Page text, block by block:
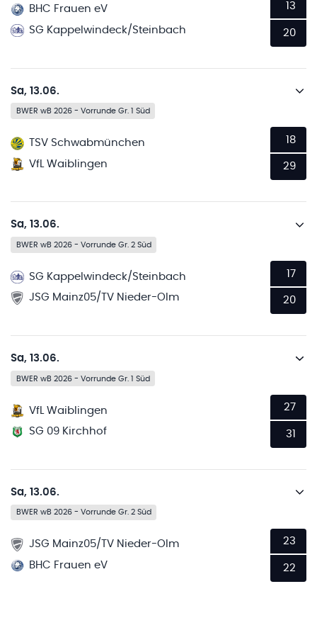
BHC Frauen eV
SG Kappelwindeck/Steinbach
13
20
Sa, 13.06.
BWER wB 2026 - Vorrunde Gr. 1 Süd
TSV Schwabmünchen
VfL Waiblingen
18
29
Sa, 13.06.
BWER wB 2026 - Vorrunde Gr. 2 Süd
SG Kappelwindeck/Steinbach
JSG Mainz05/TV Nieder-Olm
17
20
Sa, 13.06.
BWER wB 2026 - Vorrunde Gr. 1 Süd
VfL Waiblingen
SG 09 Kirchhof
27
31
Sa, 13.06.
BWER wB 2026 - Vorrunde Gr. 2 Süd
JSG Mainz05/TV Nieder-Olm
BHC Frauen eV
23
22